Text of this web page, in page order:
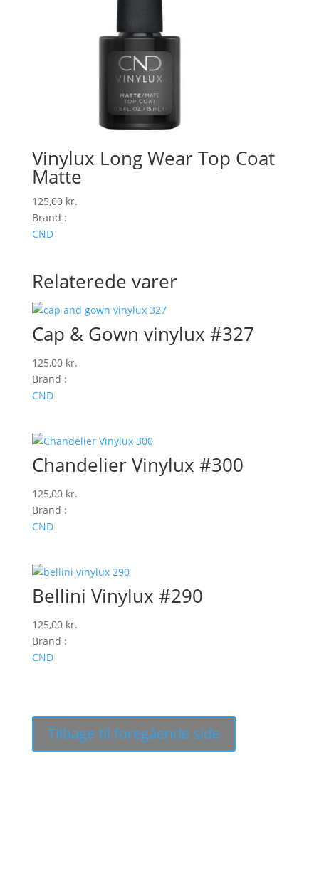
Vinylux Long Wear Top Coat
Matte
125,00 kr.
Brand :
CND
Relaterede varer
Cap & Gown vinylux #327
125,00 kr.
Brand :
CND
Chandelier Vinylux #300
125,00 kr.
Brand :
CND
Bellini Vinylux #290
125,00 kr.
Brand :
CND